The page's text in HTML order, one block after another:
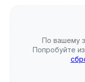
По вашему
Попробуйте